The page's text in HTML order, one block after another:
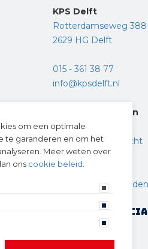
KPS Delft
Rotterdamseweg 388
2629 HG Delft
015 - 361 38 77
info@kpsdelft.nl
KPS Drechtsteden
Ketelweg 10
3356 LE Papendrecht
078 – 615 12 36
Volg ons op
om een optimale
te garanderen en om het
Meer weten over
ons cookie beleid